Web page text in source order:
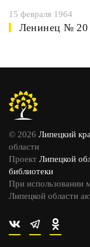
15 февраля 1964
Ленинец № 20
© 2026 Липецкий
области
Проект Липецкой
библиотеки
При использовании
Липецкой области